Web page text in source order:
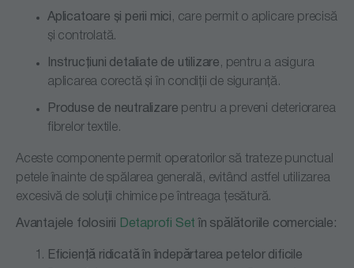
Aplicatoare și perii mici , care permit o aplicare precisă
și controlată.
Instrucțiuni detaliate de utilizare , pentru a asigura
aplicarea corectă și în condiții de siguranță.
Produse de neutralizare pentru a preveni deteriorarea
fibrelor textile.
Aceste componente permit operatorilor să trateze punctual
petele înainte de spălarea generală, evitând astfel utilizarea
excesivă de soluții chimice pe întreaga țesătură.
Avantajele folosirii Detaprofi Set în spălătoriile comerciale:
Eficiență ridicată în îndepărtarea petelor dificile